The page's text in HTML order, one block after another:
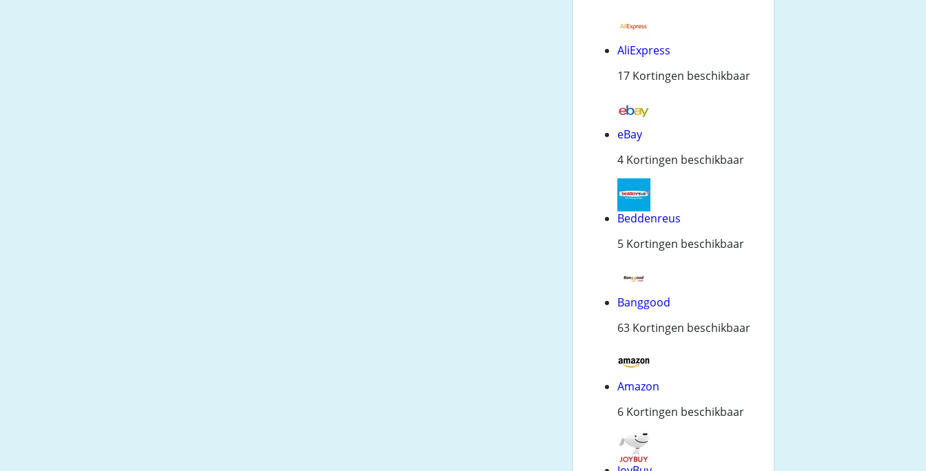
AliExpress
17 Kortingen beschikbaar
eBay
4 Kortingen beschikbaar
Beddenreus
5 Kortingen beschikbaar
Banggood
63 Kortingen beschikbaar
Amazon
6 Kortingen beschikbaar